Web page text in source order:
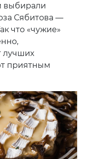
выбирали
Сябитова —
что «чужие»
лучших
приятным